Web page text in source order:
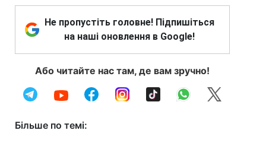
Не пропустіть головне! Підпишіться
на наші оновлення в Google!
Або читайте нас там, де вам зручно!
Більше по темі: